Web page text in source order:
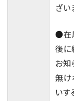
ざい
●在
後に
お知
無け
いす